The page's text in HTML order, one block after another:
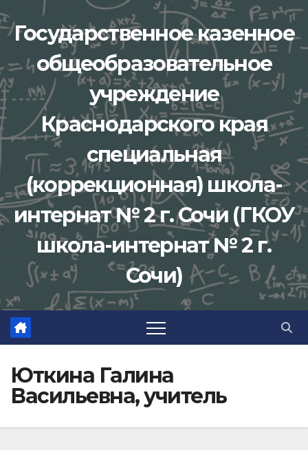
Перейти
к
содержимому
Государственное казенное
общеобразовательное
учреждение
Краснодарского края
специальная
(коррекционная) школа-
интернат № 2 г. Сочи (ГКОУ
школа-интернат № 2 г.
Сочи)
Юткина Галина
Васильевна, учитель